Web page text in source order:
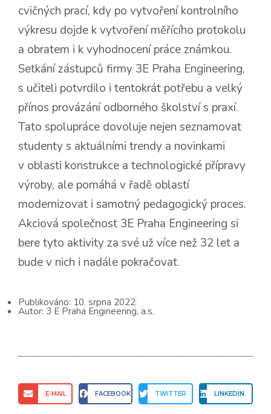
cvičných prací, kdy po vytvoření kontrolního
výkresu dojde k vytvoření měřícího protokolu
a obratem i k vyhodnocení práce známkou.
Setkání zástupců firmy 3E Praha Engineering,
s učiteli potvrdilo i tentokrát potřebu a velký
přínos provázání odborného školství s praxí.
Tato spolupráce dovoluje nejen seznamovat
studenty s aktuálními trendy a novinkami
v oblasti konstrukce a technologické přípravy
výroby, ale pomáhá v řadě oblastí
modernizovat i samotný pedagogický proces.
Akciová společnost 3E Praha Engineering si
bere tyto aktivity za své už více než 32 let a
bude v nich i nadále pokračovat.
Publikováno: 10. srpna 2022
Autor: 3 E Praha Engineering, a.s.
E-MAIL FACEBOOK TWITTER LINKEDIN